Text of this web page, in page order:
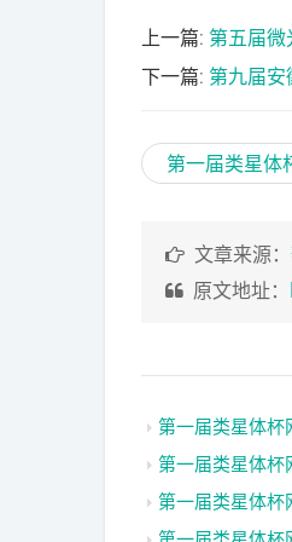
上一篇: 第五届
下一篇: 第九届
第一届类星体
文章来源：
原文地址：
第一届类星体
第一届类星体
第一届类星体